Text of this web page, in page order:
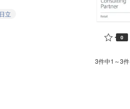
日立
0
3件中1～3